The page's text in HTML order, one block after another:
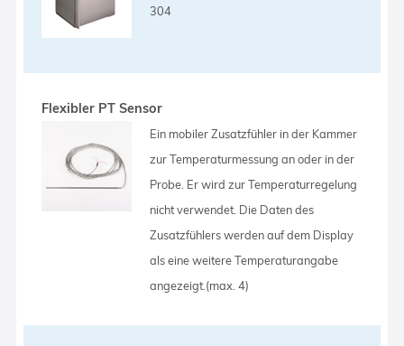
304
Flexibler PT Sensor
Ein mobiler Zusatzfühler in der Kammer
zur Temperaturmessung an oder in der
Probe. Er wird zur Temperaturregelung
nicht verwendet. Die Daten des
Zusatzfühlers werden auf dem Display
als eine weitere Temperaturangabe
angezeigt.(max. 4)